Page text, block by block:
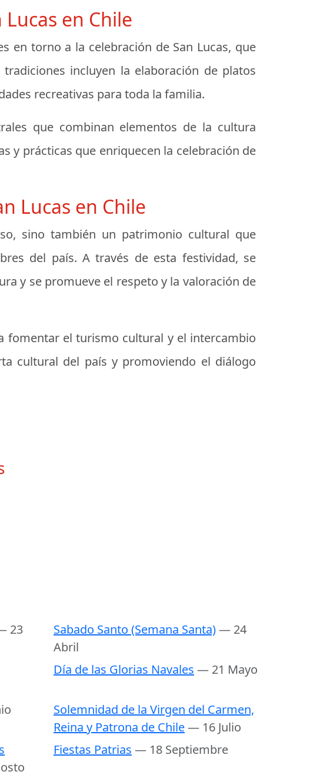
en Chile
en torno a la celebración de San Lucas, que
incluyen la elaboración de platos
recreativas para toda la familia.
que combinan elementos de la cultura
y prácticas que enriquecen la celebración de
Lucas en Chile
sino también un patrimonio cultural que
del país. A través de esta festividad, se
y se promueve el respeto y la valoración de
fomentar el turismo cultural y el intercambio
cultural del país y promoviendo el diálogo
23
Sabado Santo (Semana Santa)— 24
Abril
Día de las Glorias Navales — 21 Mayo
Solemnidad de la Virgen del Carmen,
Reina y Patrona de Chile— 16 Julio
Fiestas Patrias — 18 Septiembre